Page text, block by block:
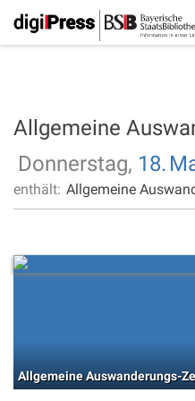
Allgemeine
Donnerstag, 18.
enthält: Allgemeine
Allgemeine Auswanderungs-